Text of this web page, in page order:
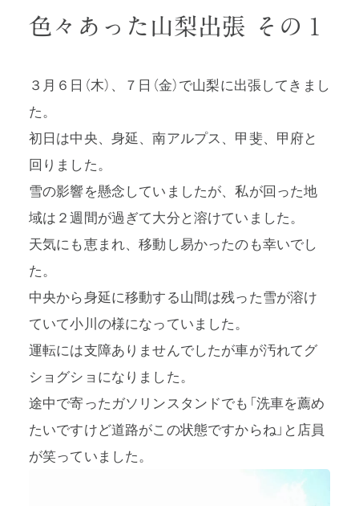
お知らせ・コラム
プライバシーポリシー
特定商取引法に基づく表記
利用規約
色々あった山梨出張 その１
３月６日（木）、７日（金）で山梨に出張してきまし
た。
初日は中央、身延、南アルプス、甲斐、甲府と
回りました。
雪の影響を懸念していましたが、私が回った地
域は２週間が過ぎて大分と溶けていました。
天気にも恵まれ、移動し易かったのも幸いでし
た。
中央から身延に移動する山間は残った雪が溶け
ていて小川の様になっていました。
運転には支障ありませんでしたが車が汚れてグ
ショグショになりました。
途中で寄ったガソリンスタンドでも「洗車を薦め
たいですけど道路がこの状態ですからね」と店員
が笑っていました。